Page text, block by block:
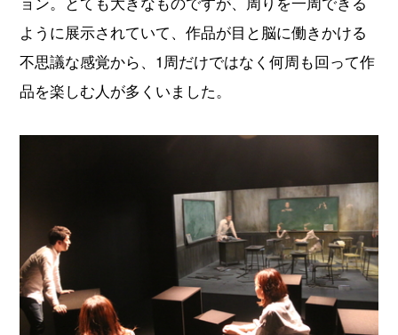
ように展示されていて、作品が目と脳に働きかける
不思議な感覚から、1周だけではなく何周も回って作
品を楽しむ人が多くいました。